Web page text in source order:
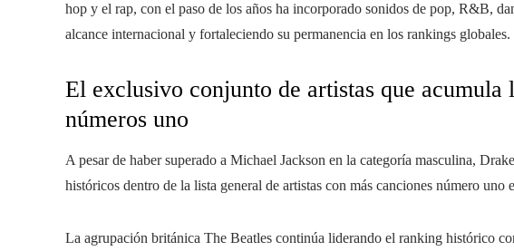
hop y el rap, con el paso de los años ha incorporado sonidos de pop, R&B,
alcance internacional y fortaleciendo su permanencia en los rankings globales.
El exclusivo conjunto de artistas que acumula
números uno
A pesar de haber superado a Michael Jackson en la categoría masculina,
históricos dentro de la lista general de artistas con más canciones número
La agrupación británica The Beatles continúa liderando el ranking histórico